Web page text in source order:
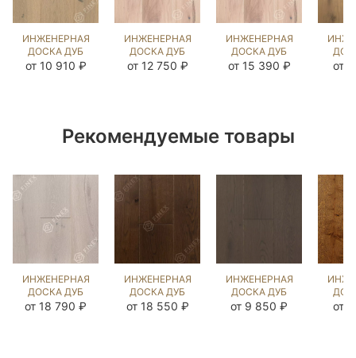
ИНЖЕНЕРНАЯ
ДОСКА ДУБ
ЭЛЬМ
от 10 910 ₽
ИНЖЕНЕРНАЯ
ДОСКА ДУБ
ПРИНСТОН
от 12 750 ₽
ИНЖЕНЕРНАЯ
ДОСКА ДУБ
ПРИНСТОН
от 15 390 ₽ от
Рекомендуемые товары
ИНЖЕНЕРНАЯ
ДОСКА ДУБ
ДАВ ГРЕЙ
от 18 790 ₽
ИНЖЕНЕРНАЯ
ДОСКА ДУБ
МИДЛ
от 18 550 ₽
ИНЖЕНЕРНАЯ
ДОСКА ДУБ
ДЕСЕЧЕО
от 9 850 ₽ от